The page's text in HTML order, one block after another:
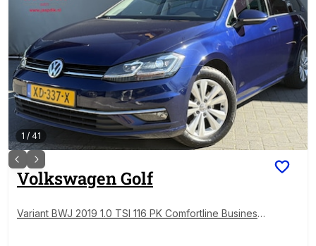
1 / 41
VolkswagenGolf
Variant BWJ 2019 1.0 TSI 116 PK Comfortline Business